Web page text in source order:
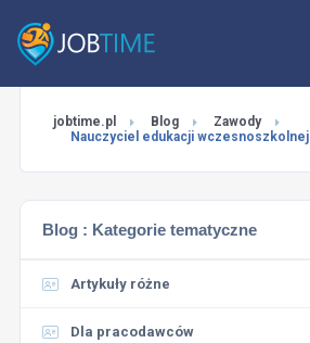
jobtime.pl Blog
Zawody
Nauczyciel edukacji wczesnoszkolnej
Blog : Kategorie tematyczne
Artykuły różne
Dla pracodawców